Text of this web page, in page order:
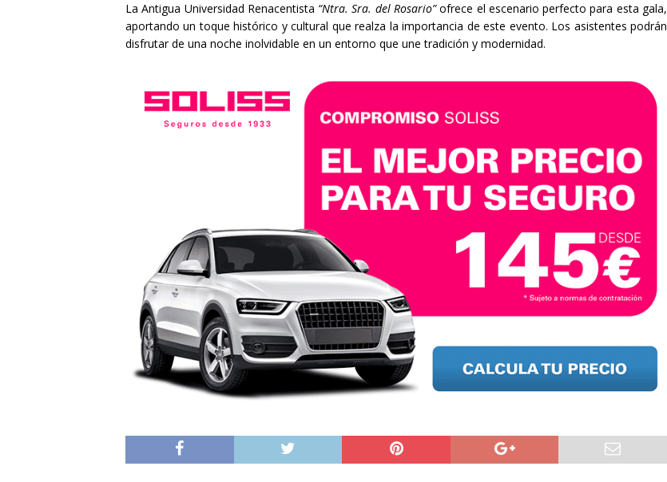
La Antigua Universidad Renacentista “Ntra. Sra. del Rosario”ofrece el escenario perfecto para esta gala,
aportando un toque histórico y cultural que realza la importancia de este evento. Los asistentes podrán
disfrutar de una noche inolvidable en un entorno que une tradición y modernidad.